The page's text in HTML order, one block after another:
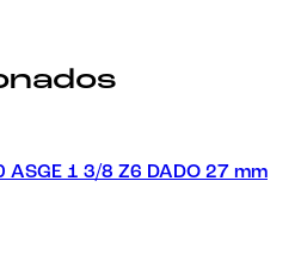
ASGE 1 3/8 Z6 DADO 27 mm